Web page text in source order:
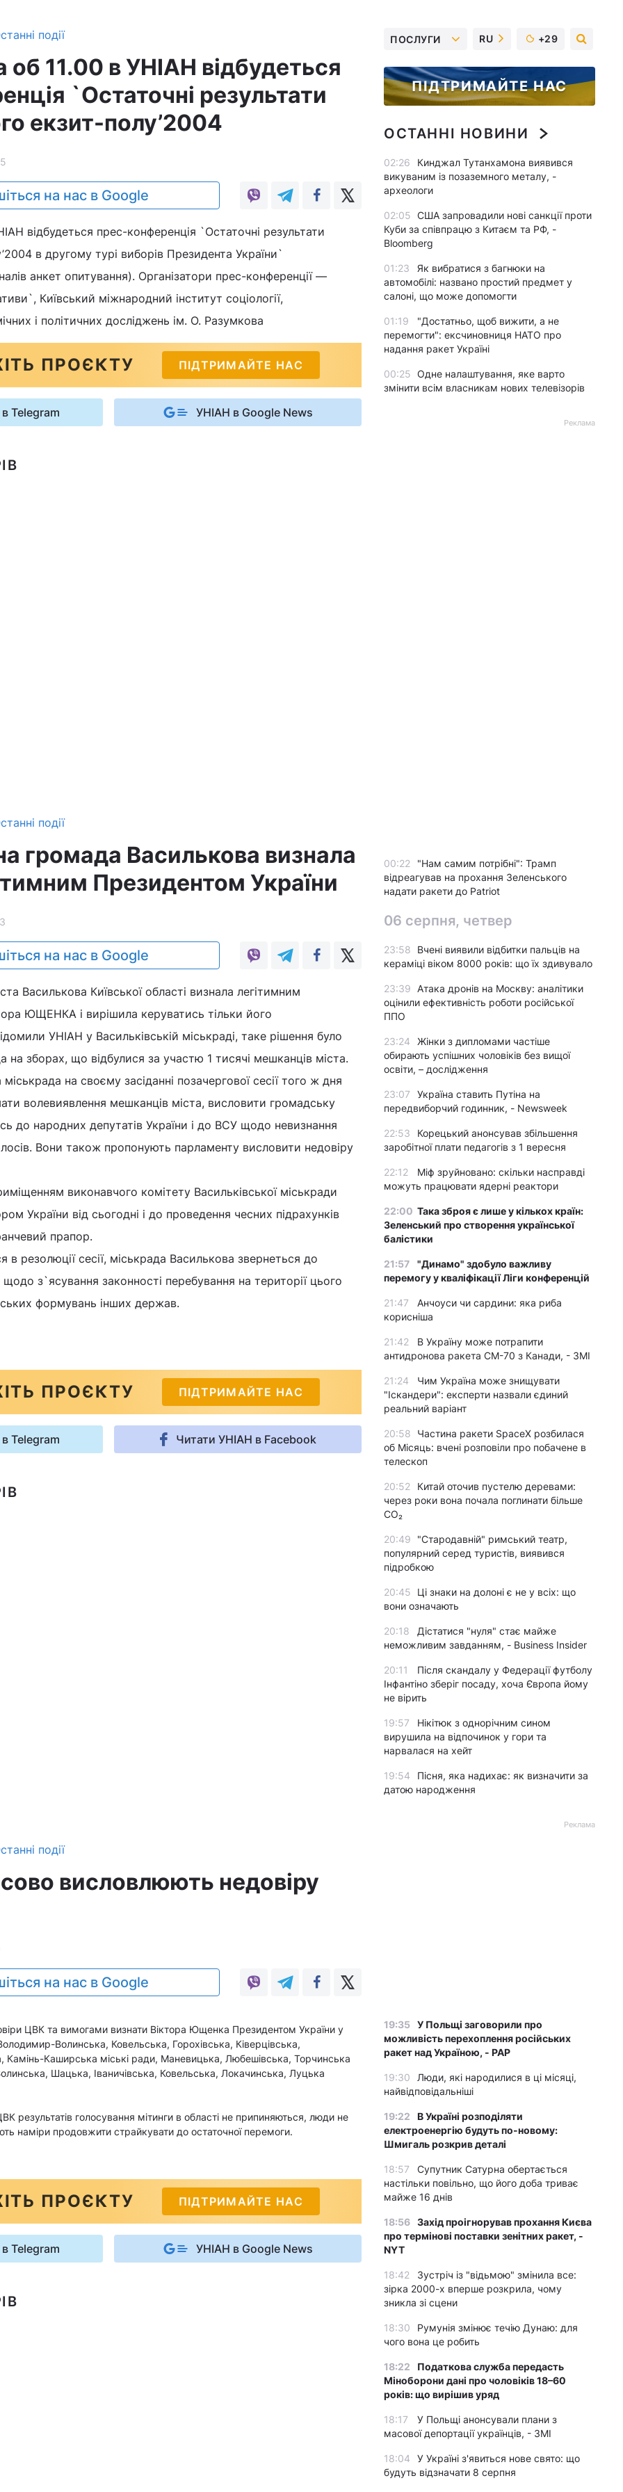
події
об 11.00 в УНІАН відбудеться
`Остаточні результати
екзит-полу’2004
на нас в Google
відбудеться прес-конференція `Остаточні результати
в другому турі виборів Президента України`
анкет опитування). Організатори прес-конференції —
Київський міжнародний інститут соціології,
і політичних досліджень ім. О. Разумкова
ПРОЄКТУ ПІДТРИМАЙТЕ НАС
Telegram УНІАН в Google News
події
громада Василькова визнала
Президентом України
на нас в Google
Василькова Київської області визнала легітимним
ЮЩЕНКА і вирішила керуватись тільки його
УНІАН у Васильківській міськраді, таке рішення було
зборах, що відбулися за участю 1 тисячі мешканців міста.
на своєму засіданні позачергової сесії того ж дня
волевиявлення мешканців міста, висловити громадську
до народних депутатів України і до ВСУ щодо невизнання
Вони також пропонують парламенту висловити недовіру
виконавчого комітету Васильківської міськради
України від сьогодні і до проведення чесних підрахунків
прапор.
в резолюції сесії, міськрада Василькова звернеться до
з`ясування законності перебування на території цього
формувань інших держав.
ПРОЄКТУ ПІДТРИМАЙТЕ НАС
Telegram Читати УНІАН в Facebook
події
висловлюють недовіру
на нас в Google
ЦВК та вимогами визнати Віктора Ющенка Президентом України у
Волинська, Ковельська, Горохівська, Ківерцівська,
Каширська міські ради, Маневицька, Любешівська, Торчинська
Шацька, Іваничівська, Ковельська, Локачинська, Луцька
результатів голосування мітинги в області не припиняються, люди не
наміри продовжити страйкувати до остаточної перемоги.
ПРОЄКТУ ПІДТРИМАЙТЕ НАС
Telegram УНІАН в Google News
ПОСЛУГИ RU +29
ПІДТРИМАЙТЕ НАС
ОСТАННІ НОВИНИ
02:26
Кинджал Тутанхамона виявився
викуваним із позаземного металу, -
археологи
02:05 США запровадили нові санкції проти
Куби за співпрацю з Китаєм та РФ, -
Bloomberg
01:23
Як вибратися з багнюки на
автомобілі: названо простий предмет у
салоні, що може допомогти
01:19
"Достатньо, щоб вижити, а не
перемогти": ексчиновниця НАТО про
надання ракет Україні
00:25 Одне налаштування, яке варто
змінити всім власникам нових телевізорів
Реклама
00:22
"Нам самим потрібні": Трамп
відреагував на прохання Зеленського
надати ракети до Patriot
06 серпня, четвер
23:58
Вчені виявили відбитки пальців на
кераміці віком 8000 років: що їх здивувало
23:39
Атака дронів на Москву: аналітики
оцінили ефективність роботи російської
ППО
23:24
Жінки з дипломами частіше
обирають успішних чоловіків без вищої
освіти, – дослідження
23:07
Україна ставить Путіна на
передвиборчий годинник, - Newsweek
22:53
Корецький анонсував збільшення
заробітної плати педагогів з 1 вересня
22:12
Міф зруйновано: скільки насправді
можуть працювати ядерні реактори
22:00 Така зброя є лише у кількох країн:
Зеленський про створення української
балістики
21:57
"Динамо" здобуло важливу
перемогу у кваліфікації Ліги конференцій
21:47
Анчоуси чи сардини: яка риба
корисніша
21:42
В Україну може потрапити
антидронова ракета CM-70 з Канади, - ЗМІ
21:24
Чим Україна може знищувати
"Іскандери": експерти назвали єдиний
реальний варіант
20:58
Частина ракети SpaceX розбилася
об Місяць: вчені розповіли про побачене в
телескоп
20:52
Китай оточив пустелю деревами:
через роки вона почала поглинати більше
CO₂
20:49
"Стародавній" римський театр,
популярний серед туристів, виявився
підробкою
20:45
Ці знаки на долоні є не у всіх: що
вони означають
20:18
Дістатися "нуля" стає майже
неможливим завданням, - Business Insider
20:11
Після скандалу у Федерації футболу
Інфантіно зберіг посаду, хоча Європа йому
не вірить
19:57
Нікітюк з однорічним сином
вирушила на відпочинок у гори та
нарвалася на хейт
19:54
Пісня, яка надихає: як визначити за
датою народження
Реклама
19:35 У Польщі заговорили про
можливість перехоплення російських
ракет над Україною, - PAP
19:30
Люди, які народилися в ці місяці,
найвідповідальніші
19:22
В Україні розподіляти
електроенергію будуть по-новому:
Шмигаль розкрив деталі
18:57
Супутник Сатурна обертається
настільки повільно, що його доба триває
майже 16 днів
18:56 Захід проігнорував прохання Києва
про термінові поставки зенітних ракет, -
NYT
18:42
Зустріч із "відьмою" змінила все:
зірка 2000-х вперше розкрила, чому
зникла зі сцени
18:30
Румунія змінює течію Дунаю: для
чого вона це робить
18:22
Податкова служба передасть
Міноборони дані про чоловіків 18–60
років: що вирішив уряд
18:17
У Польщі анонсували плани з
масової депортації українців, - ЗМІ
18:04
У Україні з'явиться нове свято: що
будуть відзначати 8 серпня